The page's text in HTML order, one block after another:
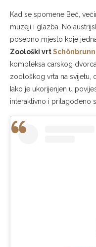
Kad se spomene Beč,
muzeji i glazba. No
posebno mjesto koje
Zoološki vrtSchönbrunn
kompleksa carskog
zoološkog vrta na svijetu,
Iako je ukorijenjen u
interaktivno i prilagođeno